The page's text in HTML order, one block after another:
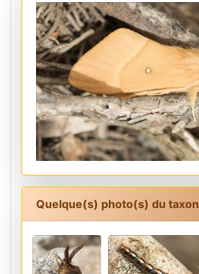
Quelque(s) photo(s) du taxon